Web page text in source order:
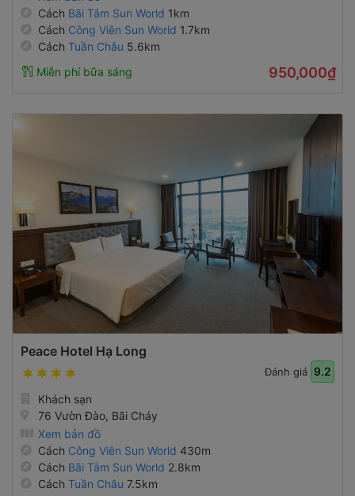
Cách Bãi Tắm Sun World 1km
Cách Công Viên Sun World 1.7km
Cách Tuần Châu 5.6km
Miễn phí bữa sáng
950,000₫
Peace Hotel Hạ Long
Đánh giá 9.2
Khách sạn
76 Vườn Đào, Bãi Cháy
Xem bản đồ
Cách Công Viên Sun World 430m
Cách Bãi Tắm Sun World 2.8km
Cách Tuần Châu 7.5km